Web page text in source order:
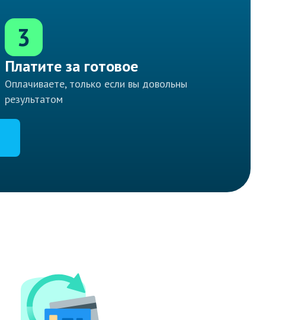
3
Платите за готовое
Оплачиваете, только если вы довольны
результатом